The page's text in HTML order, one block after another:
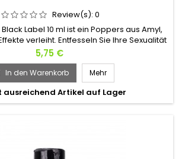
Review(s): 0
Label 10 ml ist ein Poppers aus Amyl,
verleiht. Entfesseln Sie Ihre Sexualität
Was auch immer die Praxis ist, seine
Ihren Anforderungen entsprechen.Auf der
ist es eines der beliebtesten Poppers
die einen gewissen Rausch erreichen
möchten.
Preis
5,75 €
In den Warenkorb Mehr
ausreichend Artikel auf Lager